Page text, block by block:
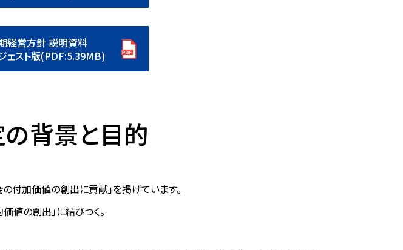
経営方針 説明資料
ェスト版(PDF:5.39MB)
の背景と目的
付加価値の創出に貢献」を掲げています。
値の創出」に結びつく。